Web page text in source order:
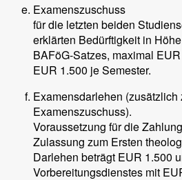
Examenszuschuss
für die letzten beiden
erklärten Bedürftigkeit in
BAFöG-Satzes, maximal
EUR 1.500 je Semester.
Examensdarlehen (zusätzlich
Examenszuschuss).
Voraussetzung für die
Zulassung zum Ersten
Darlehen beträgt EUR 1.500
Vorbereitungsdienstes mit